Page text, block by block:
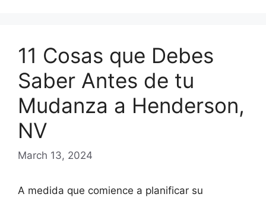
11 Cosas que Debes
Saber Antes de tu
Mudanza a Henderson,
NV
March 13, 2024
A medida que comience a planificar su